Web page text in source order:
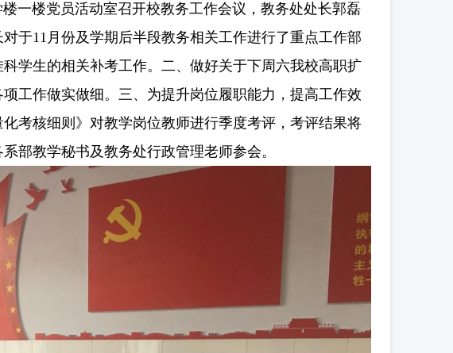
楼党员活动室召开校教务工作会议，教务处处长郭磊
于11月份及学期后半段教务相关工作进行了重点工作部
学生的相关补考工作。二、做好关于下周六我校高职扩
工作做实做细。三、为提升岗位履职能力，提高工作效
考核细则》对教学岗位教师进行季度考评，考评结果将
部教学秘书及教务处行政管理老师参会。